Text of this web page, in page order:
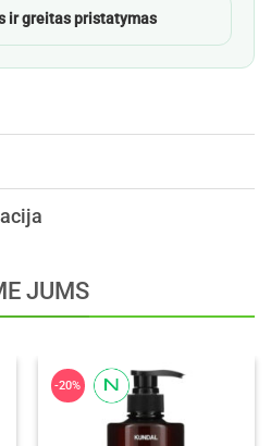
ir greitas pristatymas
JUMS
-20%